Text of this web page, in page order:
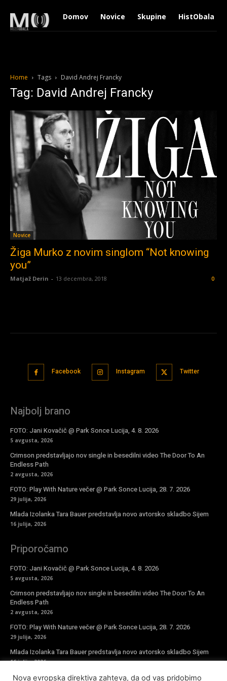
Domov Novice Skupine HistObala
Home Tags David Andrej Francky
Tag: David Andrej Francky
Novice
Žiga Murko z novim singlom “Not knowing
you”
Matjaž Derin - 13 decembra, 2018 0
Facebook Instagram Twitter
Najbolj brano
FOTO: Jani Kovačič @ Park Sonce Lucija, 4. 8. 2026
5 avgusta, 2026
Crimson predstavljajo nov single in besedilni video The Door To An
Endless Path
2 avgusta, 2026
FOTO: Play With Nature večer @ Park Sonce Lucija, 28. 7. 2026
29 julija, 2026
Mlada Izolanka Tara Bauer predstavlja novo avtorsko skladbo Sijem
16 julija, 2026
Priporočamo
FOTO: Jani Kovačič @ Park Sonce Lucija, 4. 8. 2026
5 avgusta, 2026
Crimson predstavljajo nov single in besedilni video The Door To An
Endless Path
2 avgusta, 2026
FOTO: Play With Nature večer @ Park Sonce Lucija, 28. 7. 2026
29 julija, 2026
Mlada Izolanka Tara Bauer predstavlja novo avtorsko skladbo Sijem
16 julija, 2026
Nova evropska direktiva zahteva, da od vas pridobimo